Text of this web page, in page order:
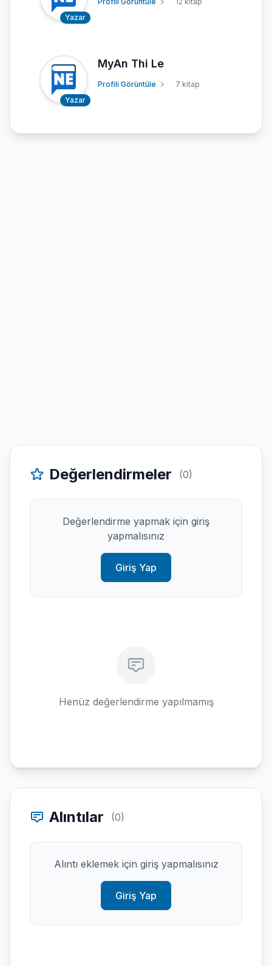
Yazar
Yazar
MyAn Thi Le
Profili Görüntüle 7 kitap
Değerlendirmeler (0)
Değerlendirme yapmak için giriş
yapmalısınız
Giriş Yap
Henüz değerlendirme yapılmamış
Alıntılar (0)
Alıntı eklemek için giriş yapmalısınız
Giriş Yap